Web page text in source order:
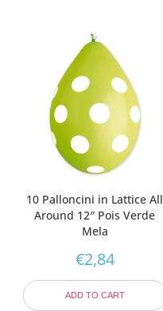
10 Palloncini in Lattice All
Around 12″ Pois Verde
Mela
€2,84
ADD TO CART